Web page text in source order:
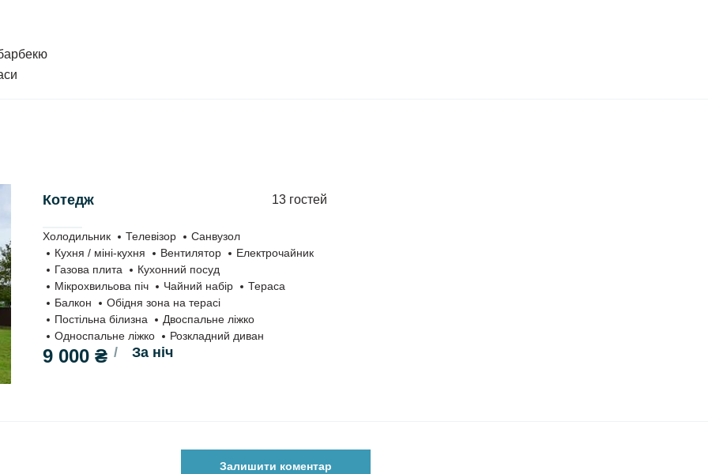
Котедж 13 гостей
Холодильник Телевізор
Санвузол
Кухня / міні-кухня
Вентилятор
Електрочайник
Газова плита
Кухонний посуд
Мікрохвильова піч
Чайний набір
Тераса
Балкон
Обідня зона на терасі
Постільна білизна
Двоспальне ліжко
Односпальне ліжко
Розкладний диван
9 000 ₴ За ніч
Залишити коментар